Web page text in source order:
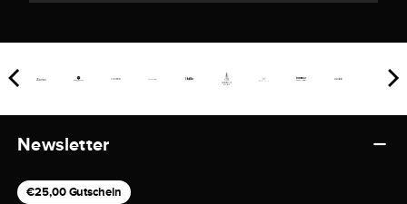
Newsletter
€25,00 Gutschein